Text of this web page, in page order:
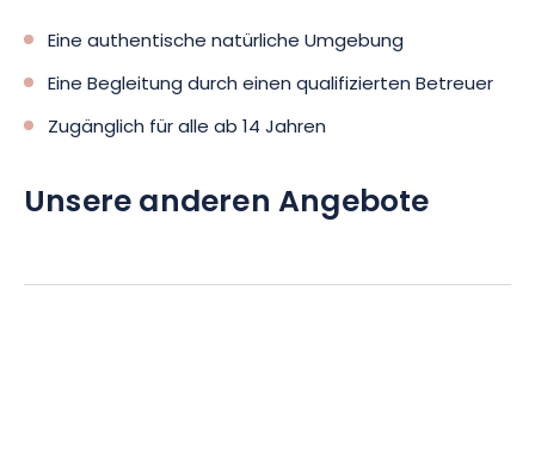
Eine authentische natürliche Umgebung
Eine Begleitung durch einen qualifizierten Betreuer
Zugänglich für alle ab 14 Jahren
Unsere anderen Angebote